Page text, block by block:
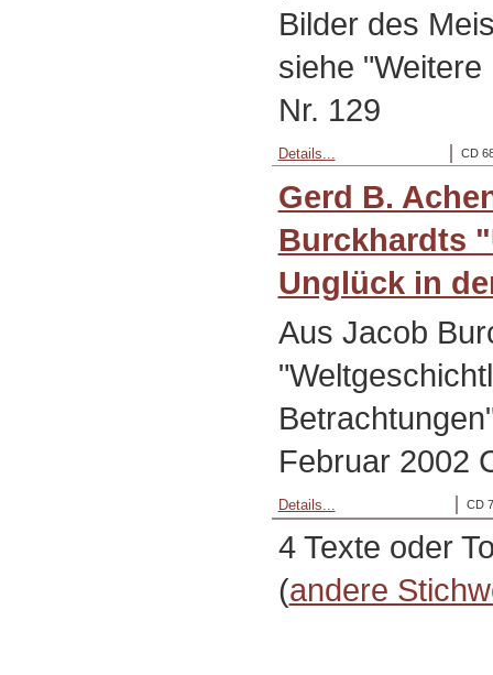
Bilder des
siehe
Nr. 129
CD
Details...
Gerd B.
Burckhardts
Unglück in
Aus Jacob
Februar 2002
CD
Details...
4 Texte oder
(andere